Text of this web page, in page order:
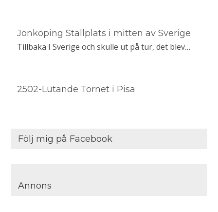
Jönköping Ställplats i mitten av Sverige
Tillbaka I Sverige och skulle ut på tur, det blev…
2502-Lutande Tornet i Pisa
Följ mig på Facebook
Annons